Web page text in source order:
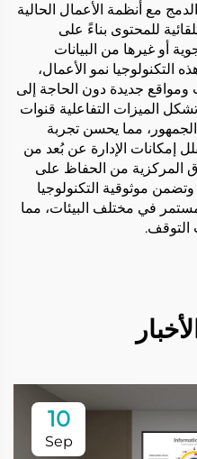
مع أنظمة الأعمال الحالية
للمحتوى بناءً على
أو غيرها من البيانات
التكنولوجيا نمو الأعمال،
جديدة دون الحاجة إلى
الميزات التفاعلية قنوات
الجمهور، مما يحسن تجربة
إمكانات الإدارة عن بُعد من
المركزية من الحفاظ على
موثوقية التكنولوجيا
في مختلف البيئات، مما
التوقف.
10
Sep